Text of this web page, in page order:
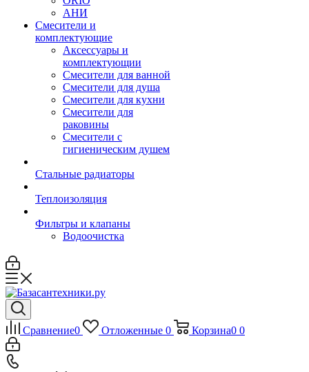
АНИ
Смесители и
комплектующие
Аксессуары и
комплектующии
Смесители для ванной
Смесители для душа
Смесители для кухни
Смесители для
раковины
Смесители с
гигиеническим душем
Стальные радиаторы
Теплоизоляция
Фильтры и клапаны
Водоочистка
Сравнение0 Отложенные 0 Корзина0 0